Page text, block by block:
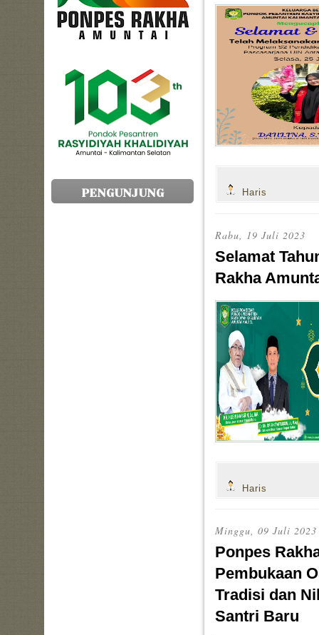
PENGUNJUNG Haris
Rabu, 19 Juli 2023
Selamat
Rakha
Haris
Minggu, 09 Juli 2023
Ponpes
Pembukaan
Tradisi dan
Santri Baru